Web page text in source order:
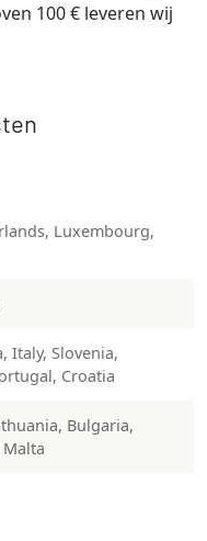
100 € leveren wij
Luxembourg,
Italy, Slovenia,
Croatia
Bulgaria,
Malta